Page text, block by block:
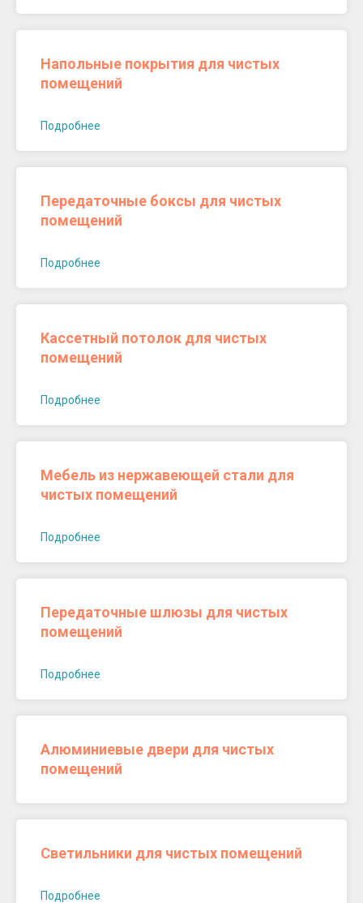
Напольные покрытия для чистых
помещений
Подробнее
Передаточные боксы для чистых
помещений
Подробнее
Кассетный потолок для чистых
помещений
Подробнее
Мебель из нержавеющей стали для
чистых помещений
Подробнее
Передаточные шлюзы для чистых
помещений
Подробнее
Алюминиевые двери для чистых
помещений
Светильники для чистых помещений
Подробнее